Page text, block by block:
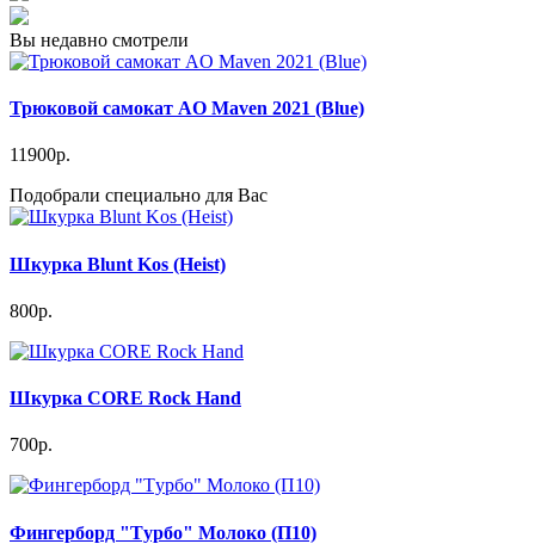
Вы недавно смотрели
Трюковой самокат AO Maven 2021 (Blue)
11900р.
Подобрали специально для Вас
Шкурка Blunt Kos (Heist)
800р.
Шкурка CORE Rock Hand
700р.
Фингерборд "Tурбо" Молоко (П10)